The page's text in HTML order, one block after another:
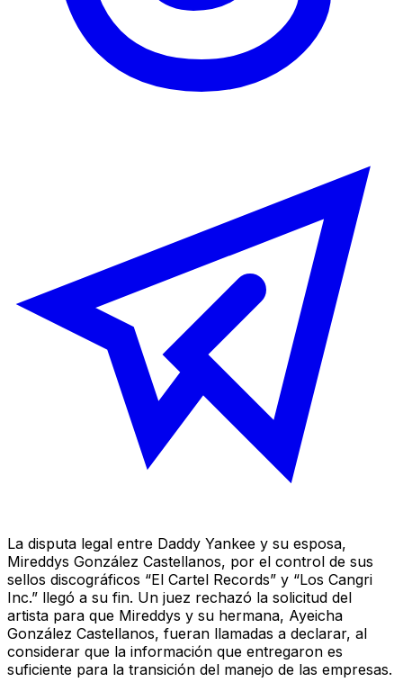
La disputa legal entre Daddy Yankee y su esposa,
Mireddys González Castellanos, por el control de sus
sellos discográficos “El Cartel Records” y “Los Cangri
Inc.” llegó a su fin. Un juez rechazó la solicitud del
artista para que Mireddys y su hermana, Ayeicha
González Castellanos, fueran llamadas a declarar, al
considerar que la información que entregaron es
suficiente para la transición del manejo de las empresas.